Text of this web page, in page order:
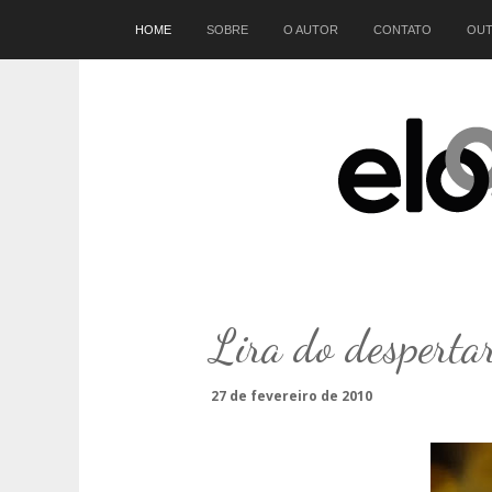
HOME SOBRE O AUTOR CONTATO Início
Lira do
27 de fevereiro de 2010